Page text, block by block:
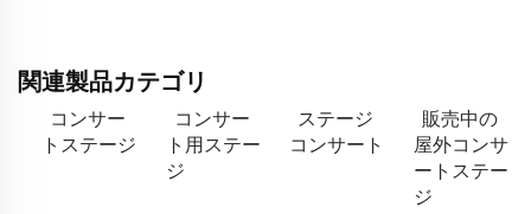
関連製品カテゴリ
コンサー
トステージ
コンサー
ト用ステー
ジ
ステージ
コンサート
販売中の
屋外コンサ
ートステー
ジ